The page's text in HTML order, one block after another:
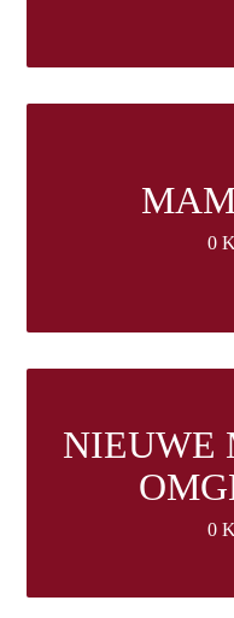
0
NIEUWE
0